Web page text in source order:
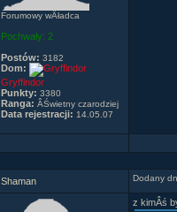
Forumowy wÂładca
Pochwały: 2
Postów: 3182
Dom:
Gryffindor
Punkty: 3380
Ranga: ÂŚwietny czarodziej
Data rejestracji: 14.05.07
Shaman Dodany
z kimÂś